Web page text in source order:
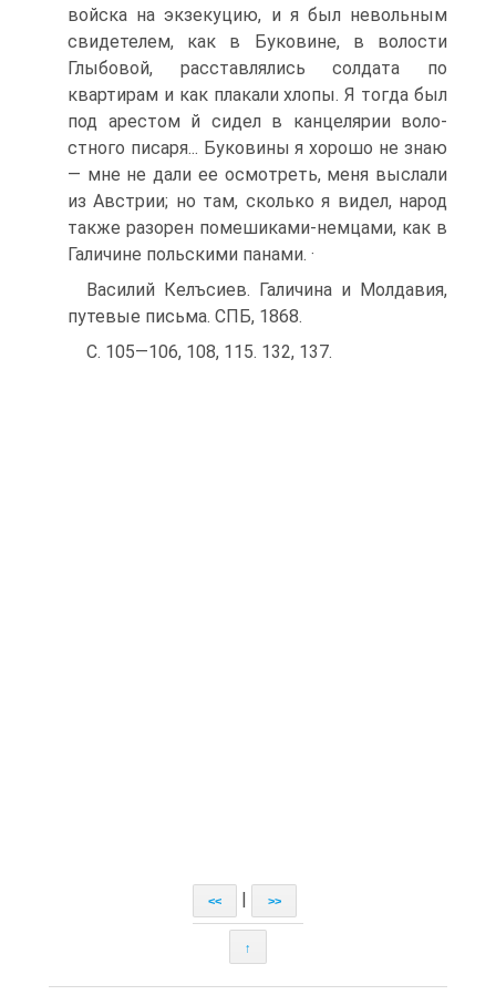
войска на экзекуцию, и я был невольным
свидетелем, как в Буковине, в волости
Глыбовой, расставлялись солдата по
квартирам и как пла­кали хлопы. Я тогда был
под арестом й сидел в канцелярии воло­
стного писаря... Буковины я хорошо не знаю
— мне не дали ее осмотреть, меня выслали
из Австрии; но там, сколько я видел, народ
также разорен помешиками-немцами, как в
Галичине польскими панами. ·
Василий Келъсиев. Галичина и Молдавия,
путевые письма. СПБ, 1868.
С. 105—106, 108, 115. 132, 137.
<< >>
↑